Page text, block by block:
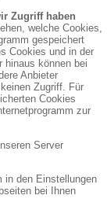
Zugriff haben
welche Cookies,
gespeichert
Cookies und in der
hinaus können bei
Anbieter
Zugriff. Für
Cookies
zur
Server
in den Einstellungen
bei Ihnen